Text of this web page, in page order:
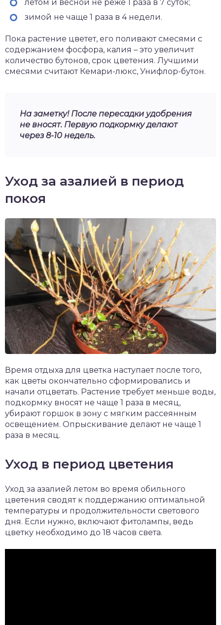
летом и весной не реже 1 раза в 7 суток;
зимой не чаще 1 раза в 4 недели.
Пока растение цветет, его поливают смесями с
содержанием фосфора, калия – это увеличит
количество бутонов, срок цветения. Лучшими
смесями считают Кемари-люкс, Унифлор-бутон.
На заметку! После пересадки удобрения
не вносят. Первую подкормку делают
через 8-10 недель.
Уход за азалией в период
покоя
Время отдыха для цветка наступает после того,
как цветы окончательно сформировались и
начали отцветать. Растение требует меньше воды,
подкормку вносят не чаще 1 раза в месяц,
убирают горшок в зону с мягким рассеянным
освещением. Опрыскивание делают не чаще 1
раза в месяц.
Уход в период цветения
Уход за азалией летом во время обильного
цветения сводят к поддержанию оптимальной
температуры и продолжительности светового
дня. Если нужно, включают фитолампы, ведь
цветку необходимо до 18 часов света.